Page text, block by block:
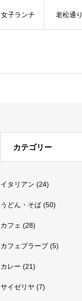
女子ランチ 老松通り
カテゴリー
イタリアン (24)
うどん・そば(50)
カフェ (28)
カフェブラーブ (5)
カレー (21)
サイゼリヤ (7)